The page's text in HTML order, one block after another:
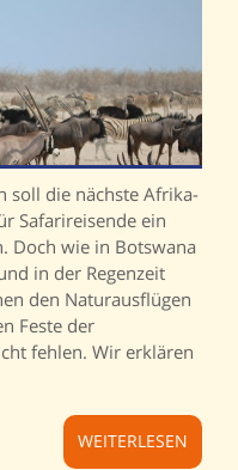
soll die nächste Afrika-
Safarireisende ein
Doch wie in Botswana
in der Regenzeit
den Naturausflügen
Feste der
fehlen. Wir erklären
WEITERLESEN